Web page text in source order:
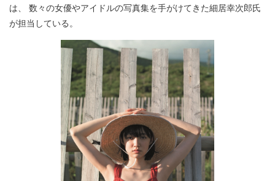
は、 数々の女優やアイドルの写真集を手がけてきた細居幸次郎氏
が担当している。